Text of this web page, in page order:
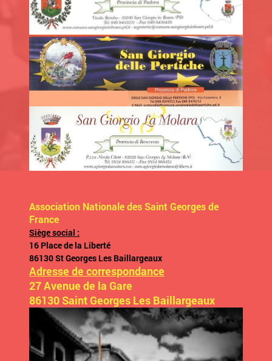
Association Nationale des Saint Georges de
France
Siège social :
16 Place de la Liberté
86130 St Georges Les Baillargeaux
Adresse de correspondance
27 Avenue de la Gare
86130 Saint Georges Les Baillargeaux